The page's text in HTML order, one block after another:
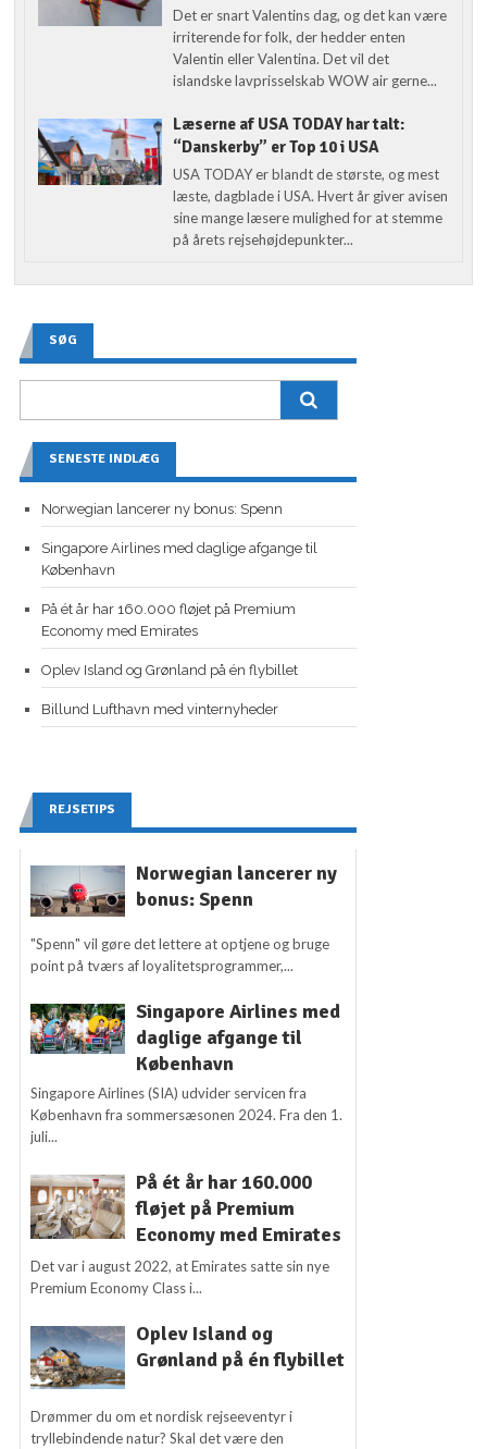
Det er snart Valentins dag, og det kan være
irriterende for folk, der hedder enten
Valentin eller Valentina. Det vil det
islandske lavprisselskab WOW air gerne...
Læserne af USA TODAY har talt:
“Danskerby” er Top 10 i USA
USA TODAY er blandt de største, og mest
læste, dagblade i USA. Hvert år giver avisen
sine mange læsere mulighed for at stemme
på årets rejsehøjdepunkter...
SØG
SENESTE INDLÆG
Norwegian lancerer ny bonus: Spenn
Singapore Airlines med daglige afgange til
København
På ét år har 160.000 fløjet på Premium
Economy med Emirates
Oplev Island og Grønland på én flybillet
Billund Lufthavn med vinternyheder
REJSETIPS
Norwegian lancerer ny
bonus: Spenn
"Spenn" vil gøre det lettere at optjene og bruge
point på tværs af loyalitetsprogrammer,...
Singapore Airlines med
daglige afgange til
København
Singapore Airlines (SIA) udvider servicen fra
København fra sommersæsonen 2024. Fra den 1.
juli...
På ét år har 160.000
fløjet på Premium
Economy med Emirates
Det var i august 2022, at Emirates satte sin nye
Premium Economy Class i...
Oplev Island og
Grønland på én flybillet
Drømmer du om et nordisk rejseeventyr i
tryllebindende natur? Skal det være den